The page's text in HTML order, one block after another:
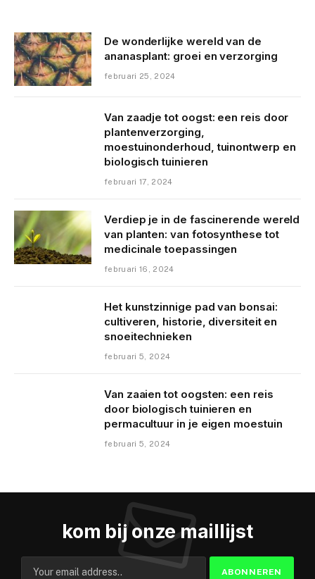
De wonderlijke wereld van de
ananasplant: groei en verzorging
februari 25, 2024
Van zaadje tot oogst: een reis door
plantenverzorging,
moestuinonderhoud, tuinontwerp en
biologisch tuinieren
februari 17, 2024
Verdiep je in de fascinerende wereld
van planten: van fotosynthese tot
medicinale toepassingen
februari 16, 2024
Het kunstzinnige pad van bonsai:
cultiveren, historie, diversiteit en
snoeitechnieken
februari 5, 2024
Van zaaien tot oogsten: een reis
door biologisch tuinieren en
permacultuur in je eigen moestuin
februari 5, 2024
kom bij onze maillijst